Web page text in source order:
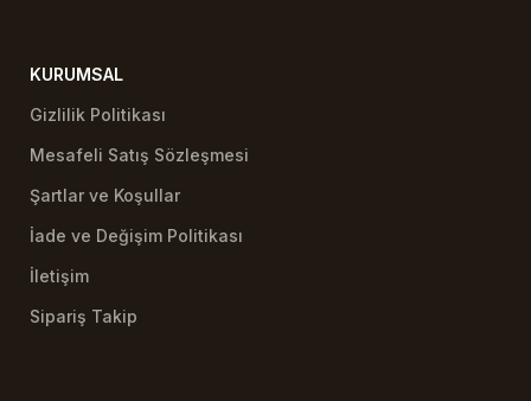
KURUMSAL
Gizlilik Politikası
Mesafeli Satış Sözleşmesi
Şartlar ve Koşullar
İade ve Değişim Politikası
İletişim
Sipariş Takip